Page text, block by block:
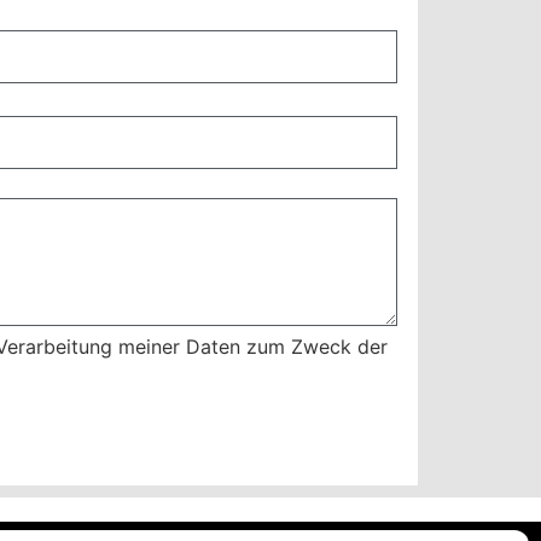
meiner Daten zum Zweck der